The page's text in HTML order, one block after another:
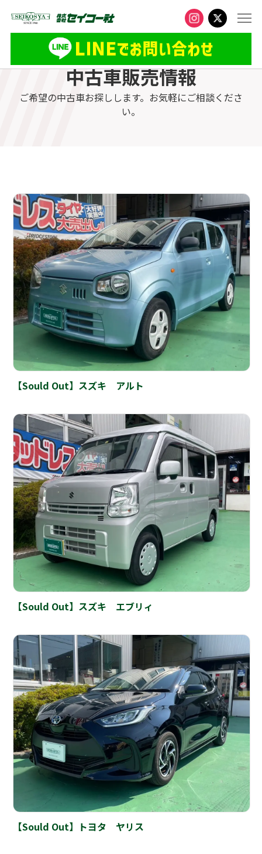
中古車販売情報
ご希望の中古車お探しします。お気軽にご相談くださ
い。
【Sould Out】スズキ アルト
【Sould Out】スズキ エブリィ
【Sould Out】トヨタ ヤリス